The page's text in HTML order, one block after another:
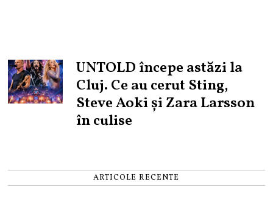
UNTOLD începe astăzi la
Cluj. Ce au cerut Sting,
Steve Aoki și Zara Larsson
în culise
ARTICOLE RECENTE